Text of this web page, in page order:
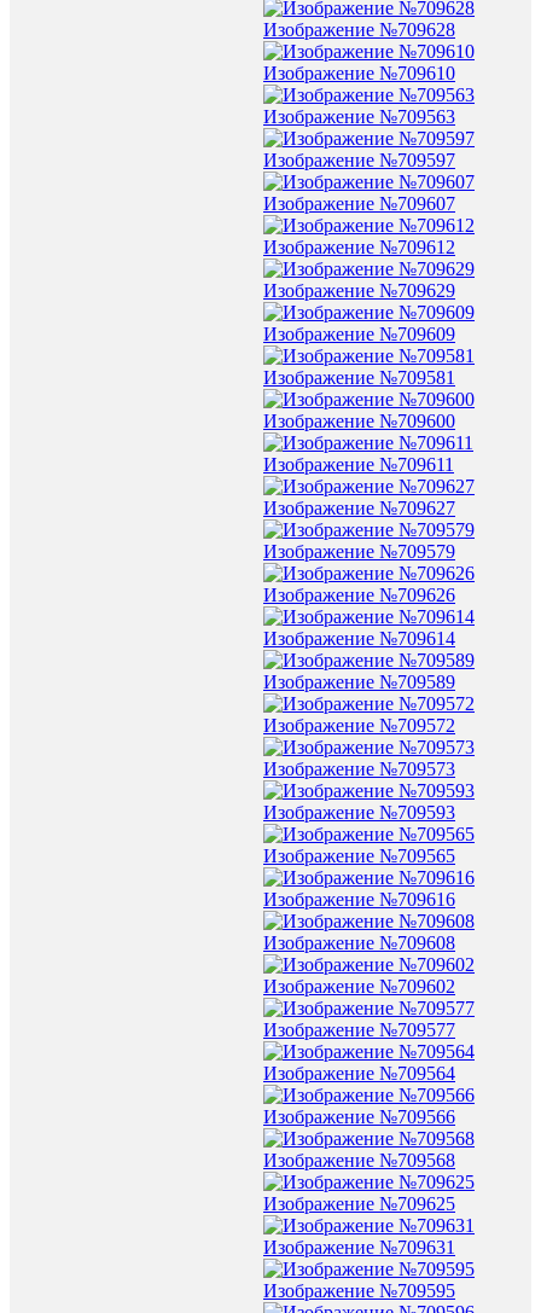
Изображение №709628
Изображение №709610
Изображение №709563
Изображение №709597
Изображение №709607
Изображение №709612
Изображение №709629
Изображение №709609
Изображение №709581
Изображение №709600
Изображение №709611
Изображение №709627
Изображение №709579
Изображение №709626
Изображение №709614
Изображение №709589
Изображение №709572
Изображение №709573
Изображение №709593
Изображение №709565
Изображение №709616
Изображение №709608
Изображение №709602
Изображение №709577
Изображение №709564
Изображение №709566
Изображение №709568
Изображение №709625
Изображение №709631
Изображение №709595